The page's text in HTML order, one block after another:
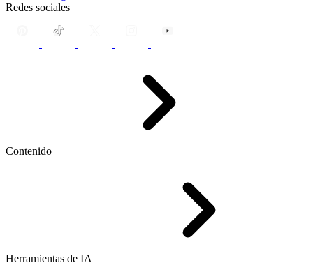
Redes sociales
Contenido
Herramientas de IA